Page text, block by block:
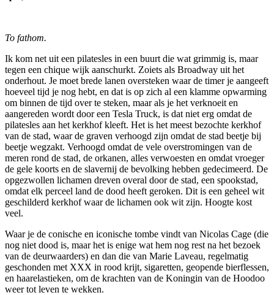
To fathom.
Ik kom net uit een pilatesles in een buurt die wat grimmig is, maar
tegen een chique wijk aanschurkt. Zoiets als Broadway uit het
onderhout. Je moet brede lanen oversteken waar de timer je aangeeft
hoeveel tijd je nog hebt, en dat is op zich al een klamme opwarming
om binnen de tijd over te steken, maar als je het verknoeit en
aangereden wordt door een Tesla Truck, is dat niet erg omdat de
pilatesles aan het kerkhof kleeft. Het is het meest bezochte kerkhof
van de stad, waar de graven verhoogd zijn omdat de stad beetje bij
beetje wegzakt. Verhoogd omdat de vele overstromingen van de
meren rond de stad, de orkanen, alles verwoesten en omdat vroeger
de gele koorts en de slavernij de bevolking hebben gedecimeerd. De
opgezwollen lichamen dreven overal door de stad, een spookstad,
omdat elk perceel land de dood heeft geroken. Dit is een geheel wit
geschilderd kerkhof waar de lichamen ook wit zijn. Hoogte kost
veel.
Waar je de conische en iconische tombe vindt van Nicolas Cage (die
nog niet dood is, maar het is enige wat hem nog rest na het bezoek
van de deurwaarders) en dan die van Marie Laveau, regelmatig
geschonden met XXX in rood krijt, sigaretten, geopende bierflessen,
en haarelastieken, om de krachten van de Koningin van de Hoodoo
weer tot leven te wekken.